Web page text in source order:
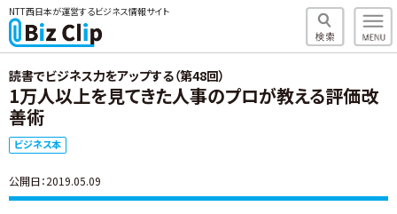
NTT西日本が運営するビジネス情報サイト
読書でビジネス力をアップする（第48回）
1万人以上を見てきた人事のプロが教える評価改
善術
ビジネス本
公開日：2019.05.09